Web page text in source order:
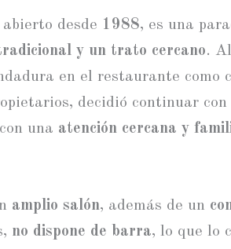
abierto desde 1988, es una
y un trato cercano.
en el restaurante como
decidió continuar con
una atención cercana y
amplio salón, además de un
no dispone de barra, lo que lo